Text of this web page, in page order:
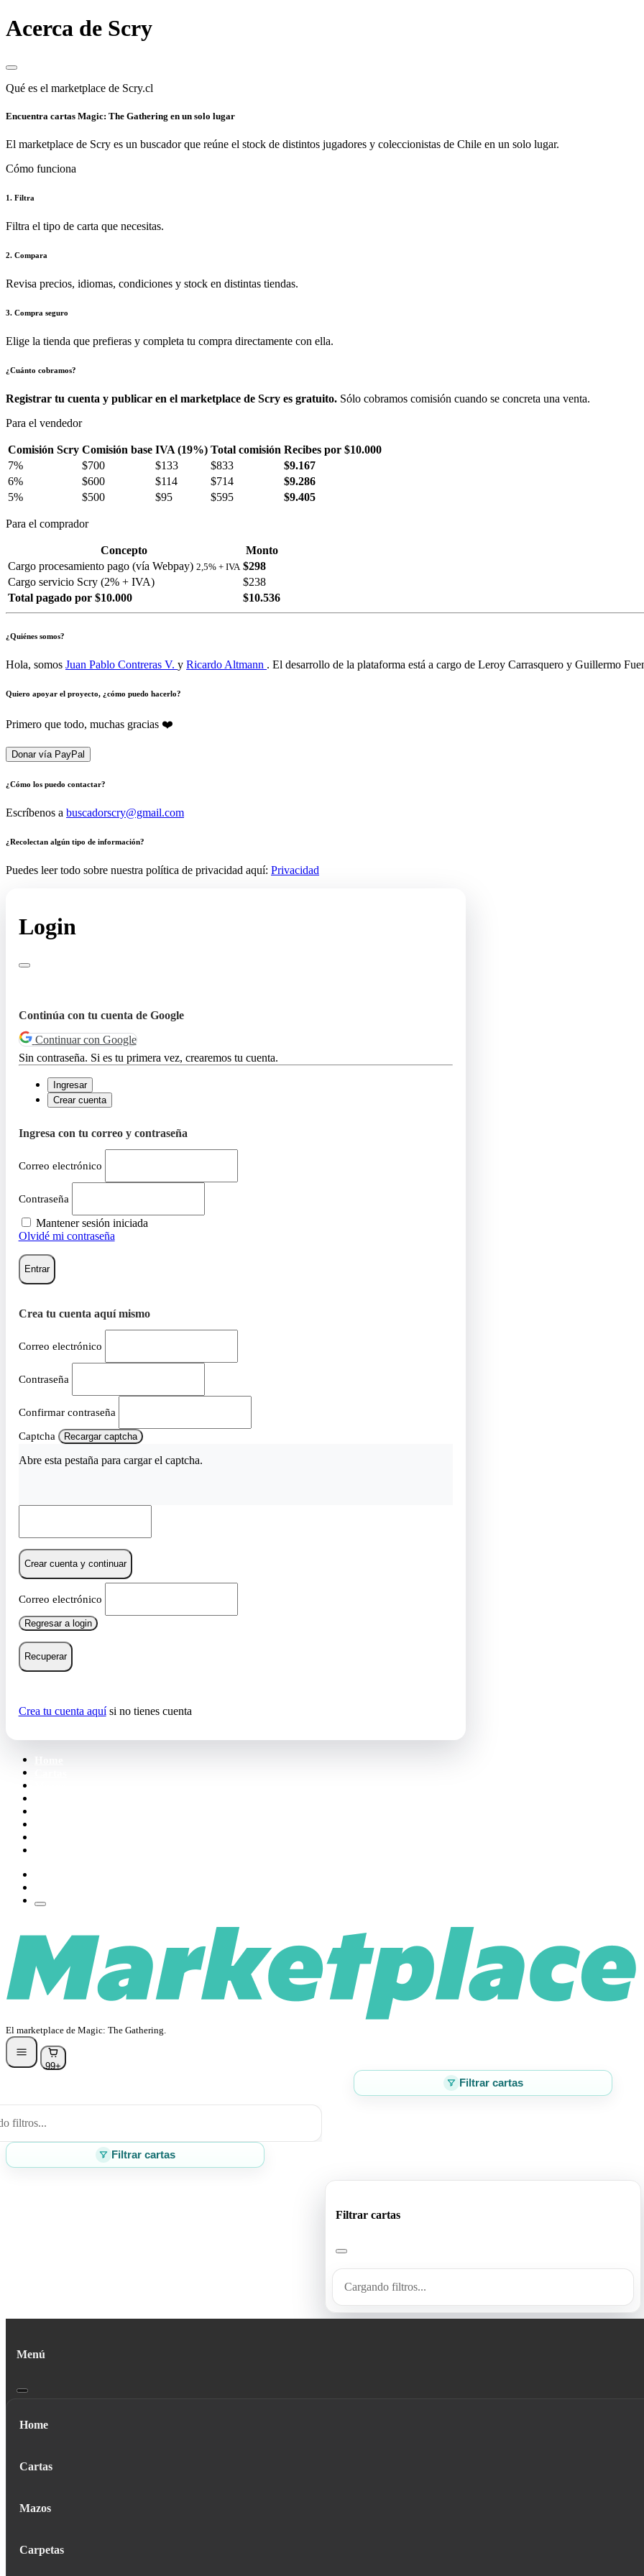
Acerca de Scry
Qué es el marketplace de Scry.cl
Encuentra cartas Magic: The Gathering en un solo lugar
El marketplace de Scry es un buscador que reúne el stock de distintos jugadores y coleccionistas de Chile en un solo lugar.
Cómo funciona
1. Filtra
Filtra el tipo de carta que necesitas.
2. Compara
Revisa precios, idiomas, condiciones y stock en distintas tiendas.
3. Compra seguro
Elige la tienda que prefieras y completa tu compra directamente con ella.
¿Cuánto cobramos?
Registrar tu cuenta y publicar en el marketplace de Scry es gratuito. Sólo cobramos comisión cuando se concreta una venta.
Para el vendedor
Comisión Scry Comisión base IVA (19%) Total comisión Recibes por $10.000
7%
$700 $133 $833
$9.167
6%
$600 $114 $714
$9.286
5%
$500 $95 $595 $9.405
Para el comprador
Concepto
Monto
Cargo procesamiento pago (vía Webpay) 2,5% + IVA $298
Cargo servicio Scry (2% + IVA)
$238
Total pagado por $10.000
$10.536
¿Quiénes somos?
Hola, somos Juan Pablo Contreras V. y Ricardo Altmann . El desarrollo de la plataforma está a cargo de Leroy Carrasquero y Guillermo
Quiero apoyar el proyecto, ¿cómo puedo hacerlo?
Primero que todo, muchas gracias ❤️
Donar vía PayPal
¿Cómo los puedo contactar?
Escríbenos a buscadorscry@gmail.com
¿Recolectan algún tipo de información?
Puedes leer todo sobre nuestra política de privacidad aquí: Privacidad
Login
Continúa con tu cuenta de Google
Continuar con Google
Sin contraseña. Si es tu primera vez, crearemos tu cuenta.
Ingresar
Crear cuenta
Ingresa con tu correo y contraseña
Correo electrónico
Contraseña
Mantener sesión iniciada
Olvidé mi contraseña
Entrar
Crea tu cuenta aquí mismo
Correo electrónico
Contraseña
Confirmar contraseña
Captcha Recargar captcha
Abre esta pestaña para cargar el captcha.
Crear cuenta y continuar
Correo electrónico
Regresar a login
Recuperar
Crea tu cuenta aquísi no tienes cuenta
El marketplace de Magic: The Gathering.
99+
Filtrar cartas
filtros...
Filtrar cartas
Filtrar cartas
Cargando filtros...
Menú
Home
Cartas
Mazos
Carpetas